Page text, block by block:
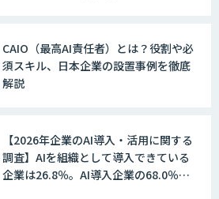
CAIO（最高AI責任者）とは？役割や必
須スキル、日本企業の設置事例を徹底
解説
【2026年企業のAI導入・活用に関する
調査】AIを組織として導入できている
企業は26.8％。AI導入企業の68.0％